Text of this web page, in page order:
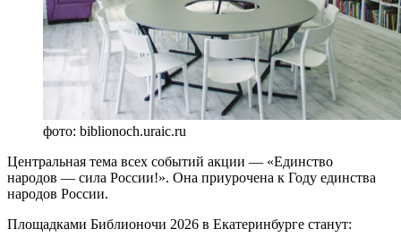
фото: biblionoch.uraic.ru
Центральная тема всех событий акции — «Единство
народов — сила России!». Она приурочена к Году единства
народов России.
Площадками Библионочи 2026 в Екатеринбурге станут: